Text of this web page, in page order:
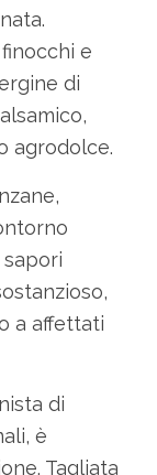
finocchi e
di
agrodolce.
a affettati
di
è
Tagliata